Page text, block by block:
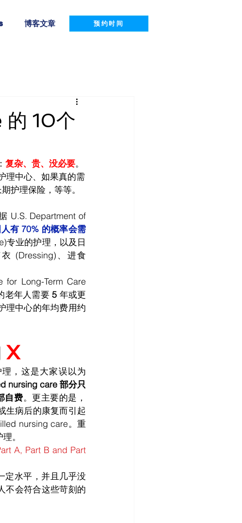
博客文章 预约时间
的 10个
复杂、贵、没必要。
理中心、如果真的需
护理保险，等等。
U.S. Department of
有 70% 的概率会需
专业的护理，以及日
(Dressing)、进食
Long-Term Care
老年人需要 5 年或更
X
，这是大家误以为
nursing care 部分只
自费。更主要的是，
生病后的康复而引起
nursing care。重
。
A, Part B and Part
定水平，并且几乎没
不会符合这些苛刻的